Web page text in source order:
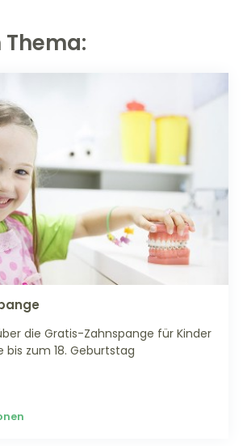
Thema:
die Gratis-Zahnspange für Kinder
bis zum 18. Geburtstag